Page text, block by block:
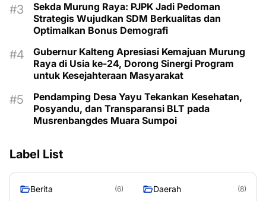
Sekda Murung Raya: PJPK Jadi Pedoman
Strategis Wujudkan SDM Berkualitas dan
Optimalkan Bonus Demografi
Gubernur Kalteng Apresiasi Kemajuan Murung
Raya di Usia ke-24, Dorong Sinergi Program
untuk Kesejahteraan Masyarakat
Pendamping Desa Yayu Tekankan Kesehatan,
Posyandu, dan Transparansi BLT pada
Musrenbangdes Muara Sumpoi
Label List
Berita (6) Daerah (8)